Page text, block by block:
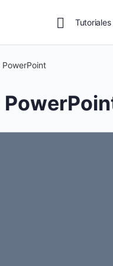
Tutoriales
PowerPoint